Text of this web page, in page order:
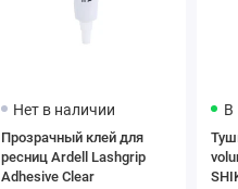
Нет в наличии
Прозрачный клей для
ресниц Ardell Lashgrip
Adhesive Clear
В